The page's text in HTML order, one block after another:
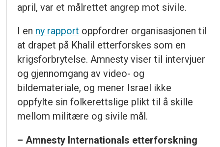
april, var et målrettet angrep mot sivile.
I en ny rapport oppfordrer organisasjonen til
at drapet på Khalil etterforskes som en
krigsforbrytelse. Amnesty viser til intervjuer
og gjennomgang av video- og
bildemateriale, og mener Israel ikke
oppfylte sin folkerettslige plikt til å skille
mellom militære og sivile mål.
– Amnesty Internationals etterforskning